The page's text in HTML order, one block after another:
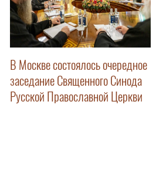
В Москве состоялось очередное
заседание Священного Синода
Русской Православной Церкви